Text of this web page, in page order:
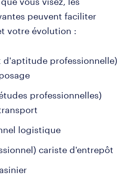
peuvent faciliter
votre évolution :
d'aptitude professionnelle)
professionnelles)
logistique
cariste d'entrepôt